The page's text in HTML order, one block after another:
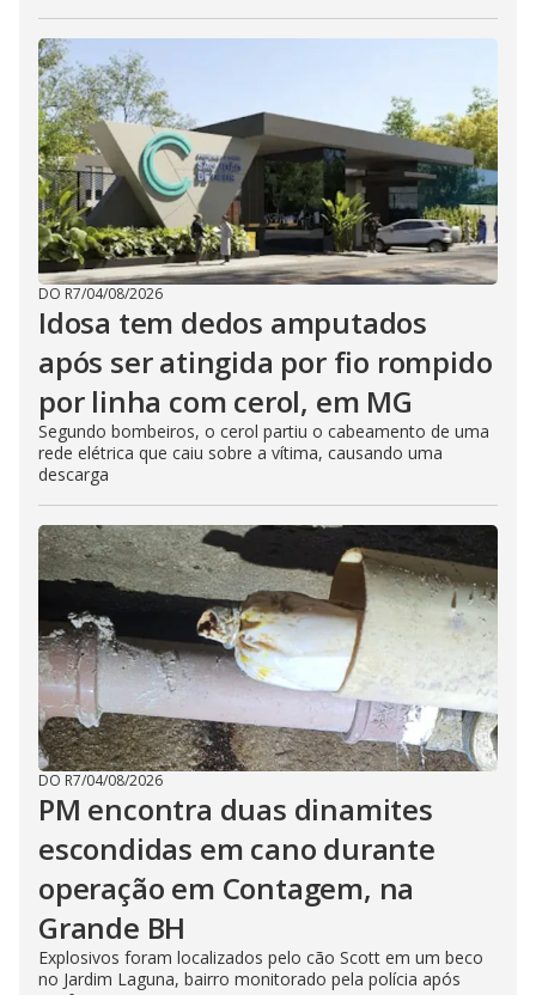
DO R7/04/08/2026
Idosa tem dedos amputados
após ser atingida por fio rompido
por linha com cerol, em MG
Segundo bombeiros, o cerol partiu o cabeamento de uma
rede elétrica que caiu sobre a vítima, causando uma
descarga
DO R7/04/08/2026
PM encontra duas dinamites
escondidas em cano durante
operação em Contagem, na
Grande BH
Explosivos foram localizados pelo cão Scott em um beco
no Jardim Laguna, bairro monitorado pela polícia após